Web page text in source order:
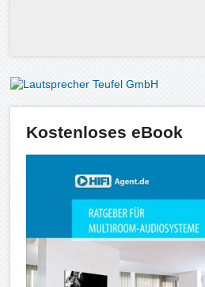
Kostenloses eBook